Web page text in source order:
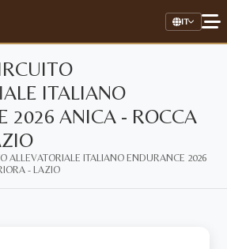
IT
ITALIANO
2026 ANICA - ROCCA
ALLEVATORIALE ITALIANO ENDURANCE 2026
- LAZIO